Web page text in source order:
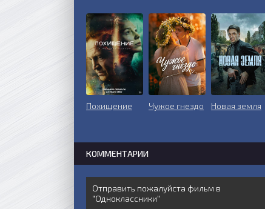
Похищение Чужое гнездо Новая земля
КОММЕНТАРИИ
Отправить пожалуйста фильм в
"Одноклассники"